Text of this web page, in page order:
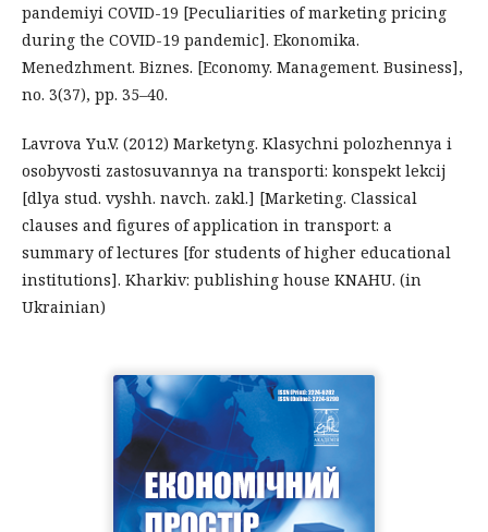
pandemiyi COVID-19 [Peculiarities of marketing pricing
during the COVID-19 pandemic]. Ekonomika.
Menedzhment. Biznes. [Economy. Management. Business],
no. 3(37), pp. 35–40.
Lavrova Yu.V. (2012) Marketyng. Klasychni polozhennya i
osobyvosti zastosuvannya na transporti: konspekt lekcij
[dlya stud. vyshh. navch. zakl.] [Marketing. Classical
clauses and figures of application in transport: a
summary of lectures [for students of higher educational
institutions]. Kharkiv: publishing house KNAHU. (in
Ukrainian)